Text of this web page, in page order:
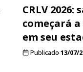
CRLV 2026:
começará
em seu
Publicado 13/07/